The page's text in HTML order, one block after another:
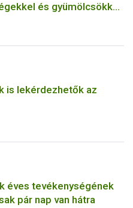
és gyümölcsökkel
is lekérdezhetők az
éves tevékenységének
pár nap van hátra